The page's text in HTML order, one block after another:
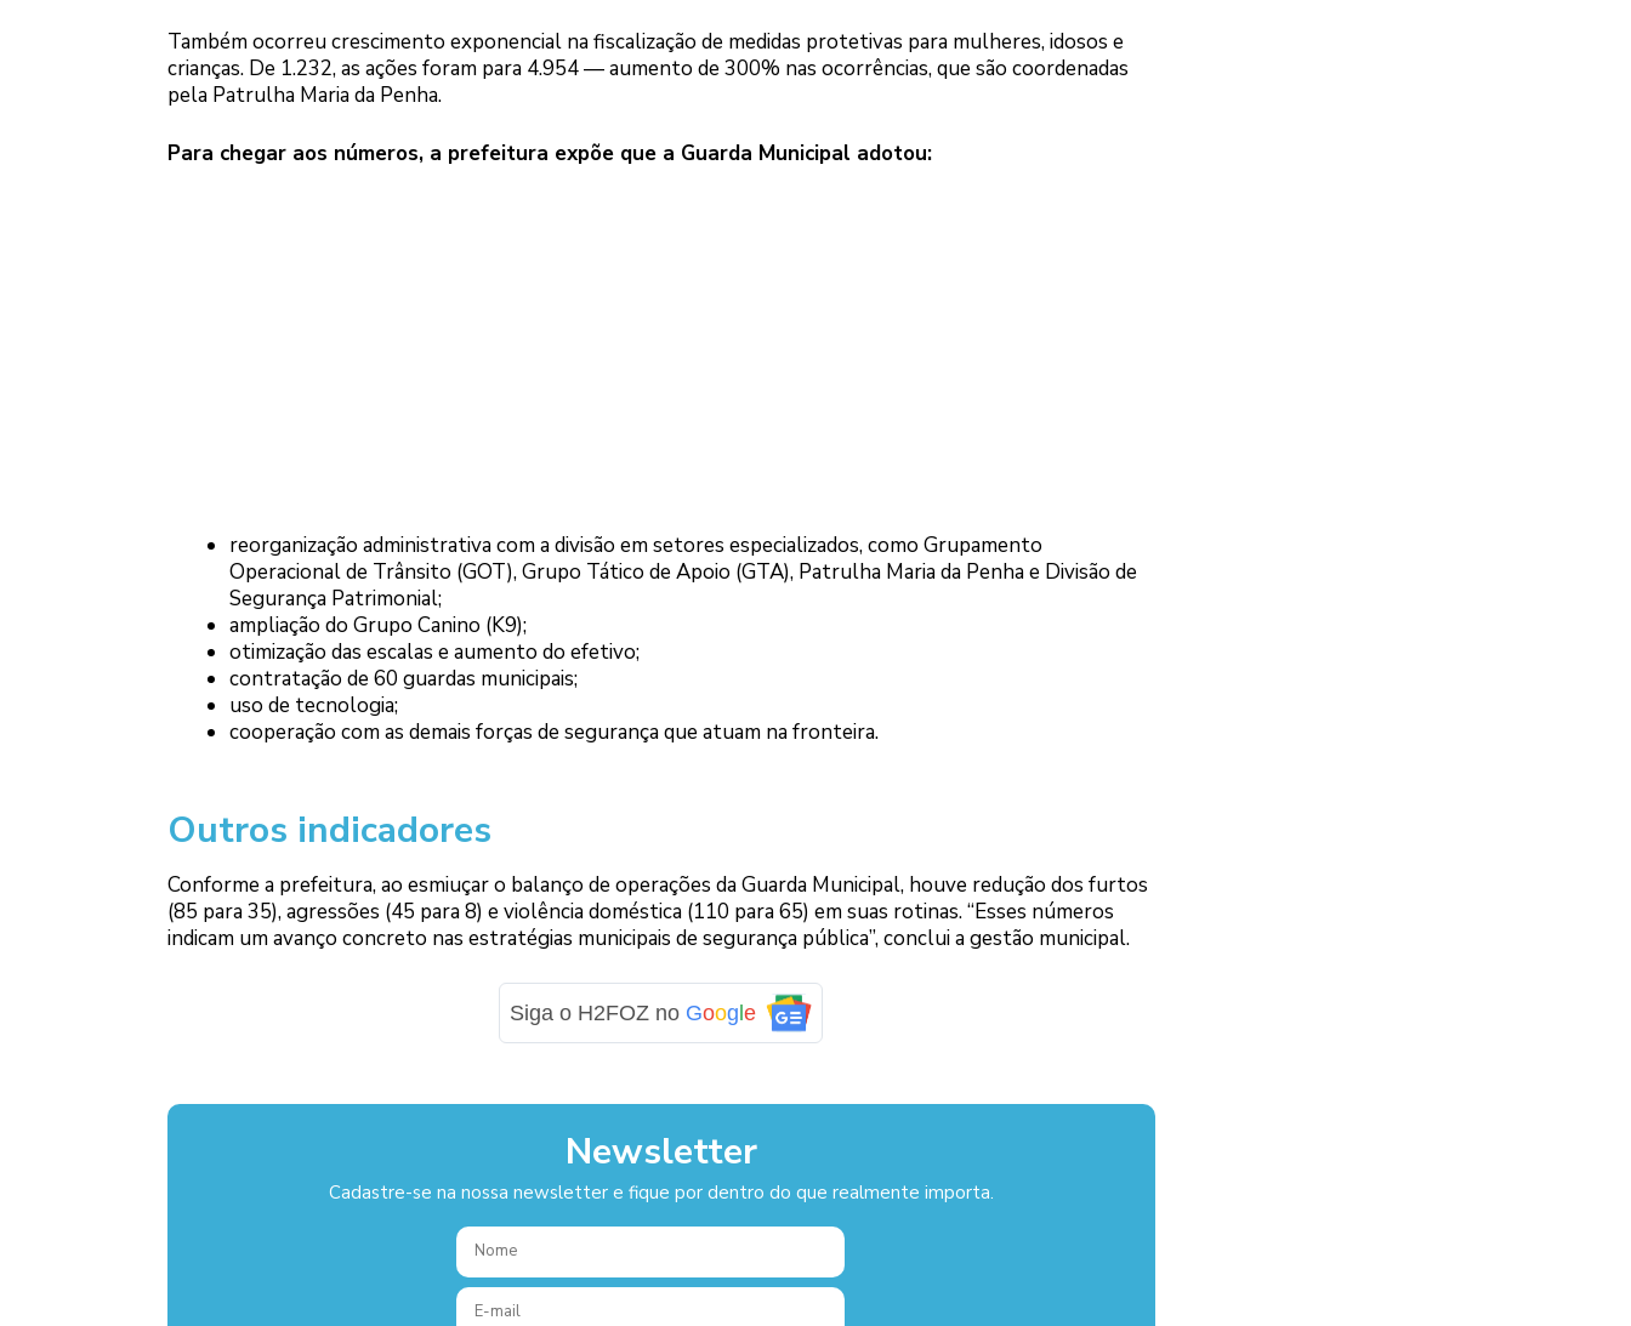
Também ocorreu crescimento exponencial na fiscalização de medidas protetivas para mulheres, idosos e
crianças. De 1.232, as ações foram para 4.954 — aumento de 300% nas ocorrências, que são coordenadas
pela Patrulha Maria da Penha.
Para chegar aos números, a prefeitura expõe que a Guarda Municipal adotou:
reorganização administrativa com a divisão em setores especializados, como Grupamento
Operacional de Trânsito (GOT), Grupo Tático de Apoio (GTA), Patrulha Maria da Penha e Divisão de
Segurança Patrimonial;
ampliação do Grupo Canino (K9);
otimização das escalas e aumento do efetivo;
contratação de 60 guardas municipais;
uso de tecnologia;
cooperação com as demais forças de segurança que atuam na fronteira.
Outros indicadores
Conforme a prefeitura, ao esmiuçar o balanço de operações da Guarda Municipal, houve redução dos furtos
(85 para 35), agressões (45 para 8) e violência doméstica (110 para 65) em suas rotinas. “Esses números
indicam um avanço concreto nas estratégias municipais de segurança pública”, conclui a gestão municipal.
Siga o H2FOZ no Goog le
Newsletter
Cadastre-se na nossa newsletter e fique por dentro do que realmente importa.